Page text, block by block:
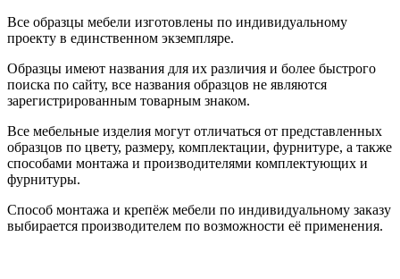
Все образцы мебели изготовлены по индивидуальному
проекту в единственном экземпляре.
Образцы имеют названия для их различия и более быстрого
поиска по сайту, все названия образцов не являются
зарегистрированным товарным знаком.
Все мебельные изделия могут отличаться от представленных
образцов по цвету, размеру, комплектации, фурнитуре, а также
способами монтажа и производителями комплектующих и
фурнитуры.
Способ монтажа и крепёж мебели по индивидуальному заказу
выбирается производителем по возможности её применения.